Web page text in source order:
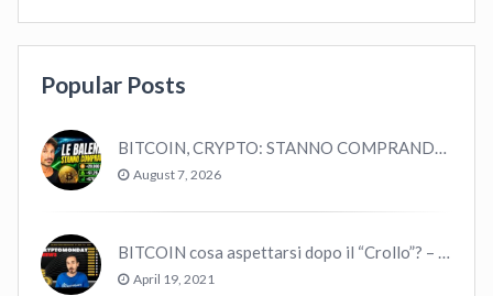
Popular Posts
BITCOIN, CRYPTO: STANNO COMPRANDO TUTTI (GUARDA QUESTI DATI), EPPURE…
August 7, 2026
BITCOIN cosa aspettarsi dopo il “Crollo”? – CryptoMonday NEWS w16/’21
April 19, 2021